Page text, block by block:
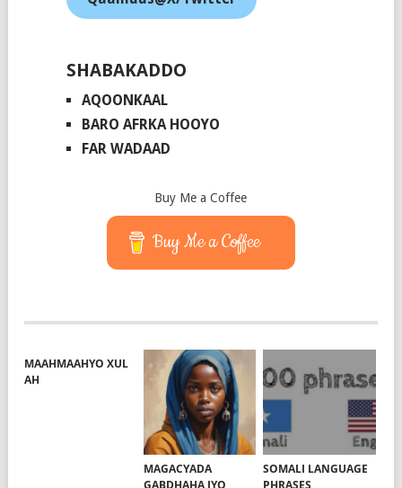
SHABAKADDO
AQOONKAAL
BARO AFRKA HOOYO
FAR WADAAD
Buy Me a Coffee
Buy Me a Coffee
MAAHMAAHYO XUL
AH
MAGACYADA
GABDHAHA IYO
SOMALI LANGUAGE
PHRASES